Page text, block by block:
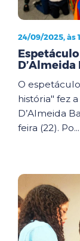
24/09/2025, às
D’Almeida
O
história" fez
D’Almeida
feira (22). Po...